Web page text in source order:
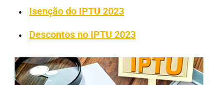
Isenção do IPTU 2023
Descontos no IPTU 2023